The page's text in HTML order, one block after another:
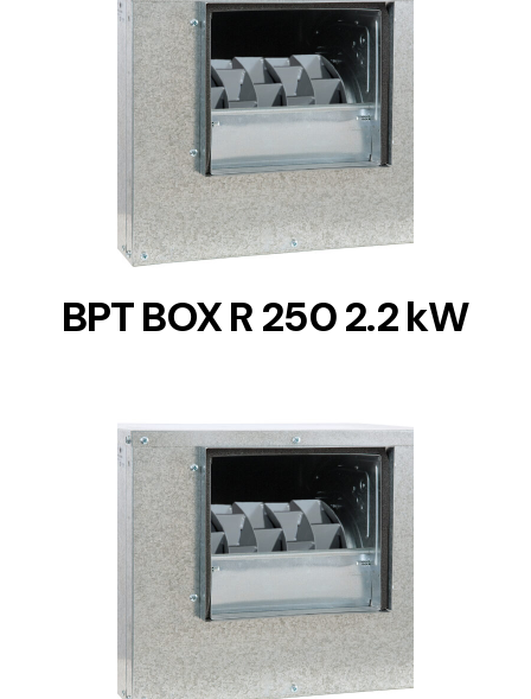
DETAILS
BPT BOX R 250 2.2 kW
DETAILS